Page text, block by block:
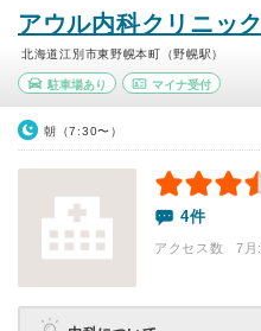
アウル内科クリニック
北海道江別市東野幌本町（野幌駅）
駐車場あり マイナ受付
朝（7:30〜）
4件
アクセス数 7月: